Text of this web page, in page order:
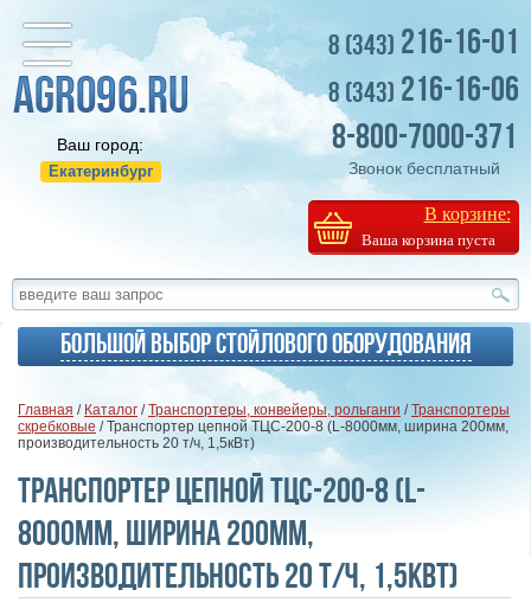
Ваш город:
Екатеринбург
8 (343) 216-16-01
8 (343) 216-16-06
8-800-7000-371
Звонок бесплатный
В корзине:
Ваша корзина пуста
Большой выбор стойлового оборудования
Главная / Каталог /Транспортеры, конвейеры, рольганги /Транспортеры
скребковые / Транспортер цепной ТЦС-200-8 (L-8000мм, ширина 200мм,
производительность 20 т/ч, 1,5кВт)
Транспортер цепной ТЦС-200-8 (L-
8000мм, ширина 200мм,
производительность 20 т/ч, 1,5кВт)